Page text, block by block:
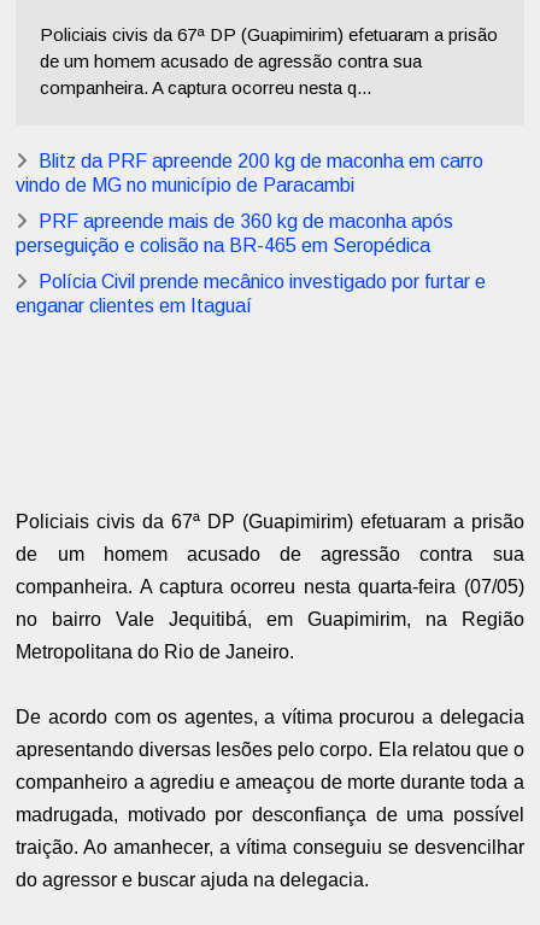
Policiais civis da 67ª DP (Guapimirim) efetuaram a prisão
de um homem acusado de agressão contra sua
companheira. A captura ocorreu nesta q...
Blitz da PRF apreende 200 kg de maconha em carro
vindo de MG no município de Paracambi
PRF apreende mais de 360 kg de maconha após
perseguição e colisão na BR-465 em Seropédica
Polícia Civil prende mecânico investigado por furtar e
enganar clientes em Itaguaí
Policiais civis da 67ª DP (Guapimirim) efetuaram a prisão
de um homem acusado de agressão contra sua
companheira. A captura ocorreu nesta quarta-feira (07/05)
no bairro Vale Jequitibá, em Guapimirim, na Região
Metropolitana do Rio de Janeiro.
De acordo com os agentes, a vítima procurou a delegacia
apresentando diversas lesões pelo corpo. Ela relatou que o
companheiro a agrediu e ameaçou de morte durante toda a
madrugada, motivado por desconfiança de uma possível
traição. Ao amanhecer, a vítima conseguiu se desvencilhar
do agressor e buscar ajuda na delegacia.